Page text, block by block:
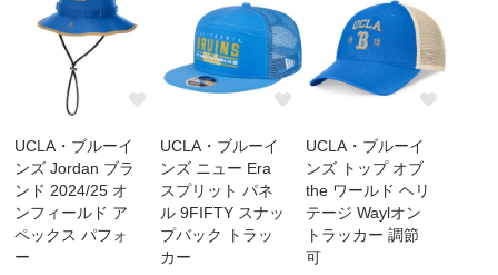
UCLA・ブルーイ
ンズ Jordan ブラ
ンド 2024/25 オ
ンフィールド ア
ペックス パフォ
ー
UCLA・ブルーイ
ンズ ニュー Era
スプリット パネ
ル 9FIFTY スナッ
プバック トラッ
カー
UCLA・ブルーイ
ンズ トップ オブ
the ワールド ヘリ
テージ Waylオン
トラッカー 調節
可